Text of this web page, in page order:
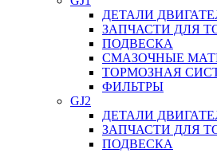
ДЕТАЛИ
ЗАПЧАСТИ ДЛЯ
ПОДВЕСКА
СМАЗОЧНЫЕ
ТОРМОЗНАЯ
ФИЛЬТРЫ
GJ2
ДЕТАЛИ
ЗАПЧАСТИ ДЛЯ
ПОДВЕСКА